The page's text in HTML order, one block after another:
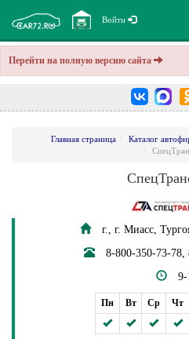
Перейти на полную версию сайта
Войти
Главная страница Каталог
г., г. Миасс,
8-800-350-73-78,
9-
Пн Вт Ср Чт